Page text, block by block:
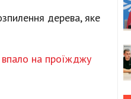
дерева, яке
на проїжджу